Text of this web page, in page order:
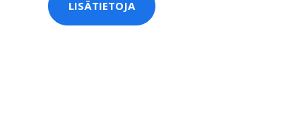
LISÄTIETOJA